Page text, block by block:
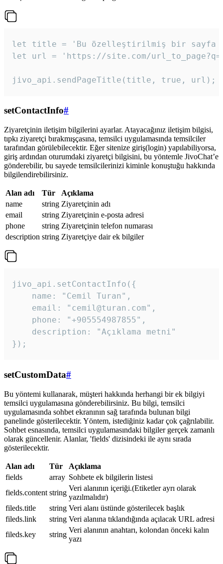
let title = 'Bu özelleştirilmiş bir sayfa
let url = 'https://site.com/
jivo_api.sendPageTitle(title, true, url);
setContactInfo#
Ziyaretçinin iletişim bilgilerini ayarlar. Atayacağınız iletişim bilgisi,
tıpkı ziyaretçi bırakmışçasına, temsilci uygulamasında temsilciler
tarafından görülebilecektir. Eğer sitenize giriş(login) yapılabiliyorsa,
giriş ardından oturumdaki ziyaretçi bilgisini, bu yöntemle JivoChat’e
gönderebilir, bu sayede temsilcilerinizi kiminle konuştuğu hakkında
bilgilendirebilirsiniz.
Alan adı Tür
Açıklama
name
string Ziyaretçinin adı
email
string Ziyaretçinin e-posta adresi
phone
string Ziyaretçinin telefon numarası
description string Ziyaretçiye dair ek bilgiler
jivo_api.setContactInfo({
    name: "Cemil Turan",
    email: "cemil@turan.com",
    phone: "+905554987855",
    description: "Açıklama metni"
});
setCustomData#
Bu yöntemi kullanarak, müşteri hakkında herhangi bir ek bilgiyi
temsilci uygulamasına gönderebilirsiniz. Bu bilgi, temsilci
uygulamasında sohbet ekranının sağ tarafında bulunan bilgi
panelinde gösterilecektir. Yöntem, istediğiniz kadar çok çağrılabilir.
Sohbet esnasında, temsilci uygulamasındaki bilgiler gerçek zamanlı
olarak güncellenir. Alanlar, 'fields' dizisindeki ile aynı sırada
gösterilecektir.
Alan adı Tür
Açıklama
fields
array Sohbete ek bilgilerin listesi
fields.content string
Veri alanının içeriği.(Etiketler ayrı olarak
yazılmalıdır)
fileds.title
string Veri alanı üstünde gösterilecek başlık
fileds.link
string Veri alanına tıklandığında açılacak URL adresi
fileds.key
string
Veri alanının anahtarı, kolondan önceki kalın
yazı